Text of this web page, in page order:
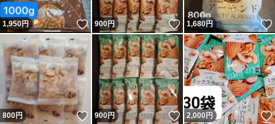
シミやシワ、たるみを防ぐ
肌を美しくする
成長ホルモンの分泌を促し、若さを保つ
1,950円 いいね！
900円 いいね！
1,680円
800円 いいね！
900円 いいね！
2,000 円